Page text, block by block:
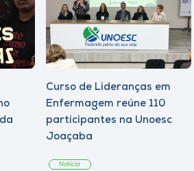
Curso de Lideranças em
Enfermagem reúne 110
participantes na Unoesc
Joaçaba
Notícia